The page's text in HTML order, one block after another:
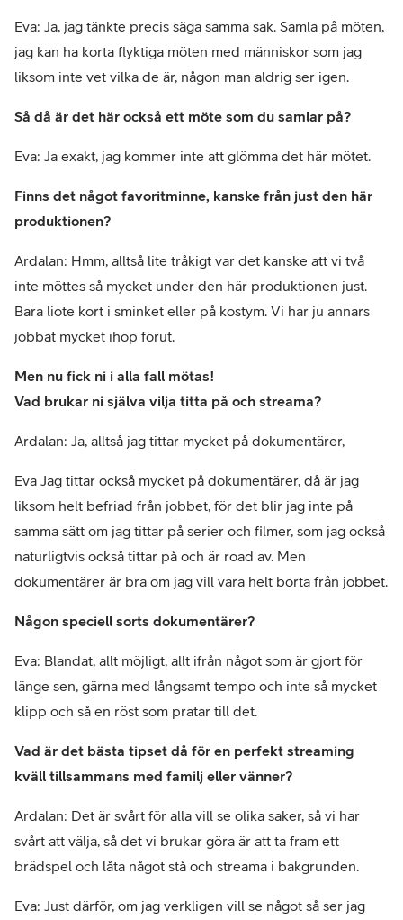
Eva: Ja, jag tänkte precis säga samma sak. Samla på möten,
jag kan ha korta flyktiga möten med människor som jag
liksom inte vet vilka de är, någon man aldrig ser igen.
Så då är det här också ett möte som du samlar på?
Eva: Ja exakt, jag kommer inte att glömma det här mötet.
Finns det något favoritminne, kanske från just den här
produktionen?
Ardalan: Hmm, alltså lite tråkigt var det kanske att vi två
inte möttes så mycket under den här produktionen just.
Bara liote kort i sminket eller på kostym. Vi har ju annars
jobbat mycket ihop förut.
Men nu fick ni i alla fall mötas!
Vad brukar ni själva vilja titta på och streama?
Ardalan: Ja, alltså jag tittar mycket på dokumentärer,
Eva Jag tittar också mycket på dokumentärer, då är jag
liksom helt befriad från jobbet, för det blir jag inte på
samma sätt om jag tittar på serier och filmer, som jag också
naturligtvis också tittar på och är road av. Men
dokumentärer är bra om jag vill vara helt borta från jobbet.
Någon speciell sorts dokumentärer?
Eva: Blandat, allt möjligt, allt ifrån något som är gjort för
länge sen, gärna med långsamt tempo och inte så mycket
klipp och så en röst som pratar till det.
Vad är det bästa tipset då för en perfekt streaming
kväll tillsammans med familj eller vänner?
Ardalan: Det är svårt för alla vill se olika saker, så vi har
svårt att välja, så det vi brukar göra är att ta fram ett
brädspel och låta något stå och streama i bakgrunden.
Eva: Just därför, om jag verkligen vill se något så ser jag